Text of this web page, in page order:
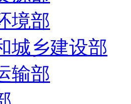
境部
城乡建设部
输部